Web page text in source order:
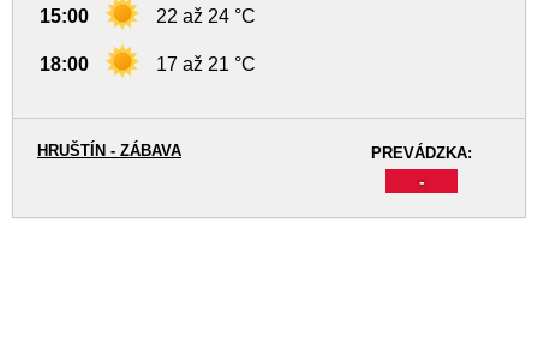
15:00 22 až 24 °C
18:00 17 až 21 °C
PREVÁDZKA:
-
HRUŠTÍN - ZÁBAVA